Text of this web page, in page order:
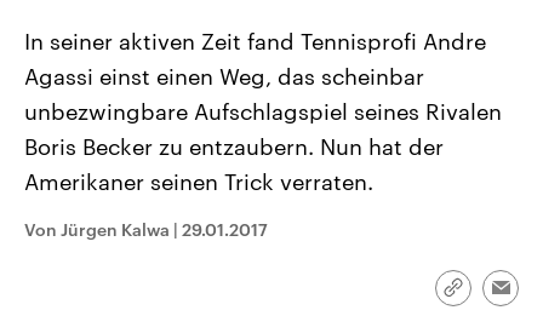
Landtagswahl Sachsen-Anhalt
2026
Alle Informationen
Sachsen-Anhalt wählt am 6.
September 2026 einen neuen
Landtag. Seit 2021 wird das
CDU, SPD und FDP regiert.-
USA
Aktuelle Beiträge,
Hintergründe
Wirtschaftlich und
gehören die Vereinigten
den mächtigsten Ländern
In seiner aktiven Zeit fand Tennisprofi Andre
Agassi einst einen Weg, das scheinbar
unbezwingbare Aufschlagspiel seines Rivalen
Boris Becker zu entzaubern. Nun hat der
Amerikaner seinen Trick verraten.
Von Jürgen Kalwa | 29.01.2017
Link